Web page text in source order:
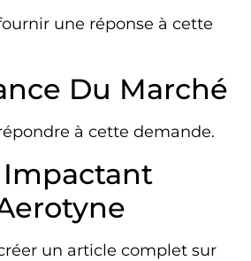
une réponse à cette
Du Marché
à cette demande.
Impactant
un article complet sur